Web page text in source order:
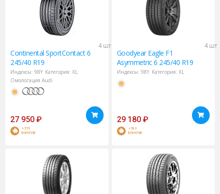
4 шт
Continental SportContact 6
245/40 R19
Индексы: 98Y Категория: XL
Омологация Audi
27 950 ₽
+559
БОНУСОВ
4 шт
GoodyearEagle F1
Asymmetric 6 245/40 R19
Индексы: 98Y Категория: XL
29 180 ₽
+583
БОНУСОВ